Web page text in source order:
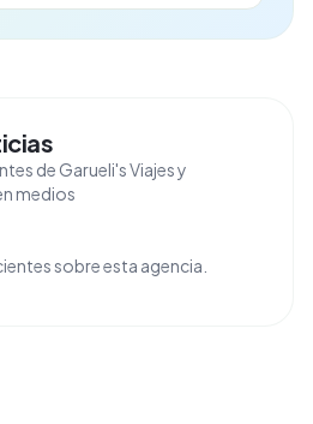
de Garueli's Viajes y
medios
sobre esta agencia.